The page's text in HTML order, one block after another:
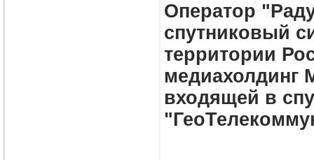
Оператор
спутниковый
территории
медиахолдинг
входящей в